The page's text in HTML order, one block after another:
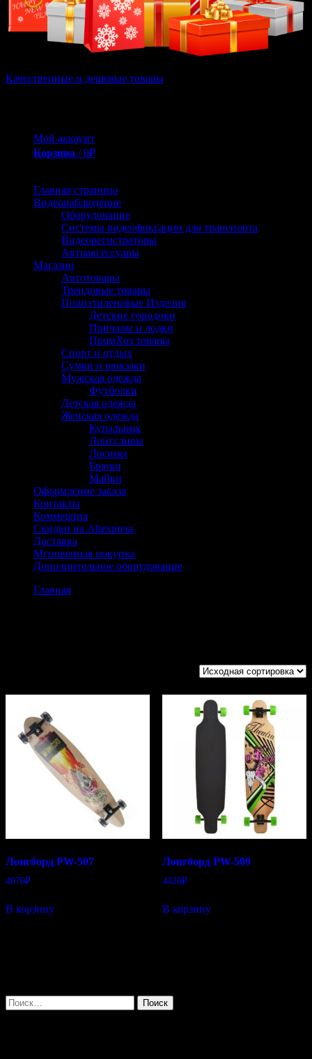
Качественные и дешевые товары
Мой аккаунт
Корзина /0₽
Главная страница
Видеонаблюдение
Оборудование
Системы видеофиксации для транспорта
Видеорегистраторы
Автоаксессуары
Магазин
Автотовары
Трендовые товары
Полиэтиленовые Изделия
Детские городоки
Причалы и лодки
ПромХоз товары
Спорт и отдых
Сумки и рюкзаки
Мужская одежда
Футболки
Детская одежда
Женская одежда
Купальник
Лонгсливы
Лосины
Брюки
Майки
Оформление заказа
Контакты
Коммерция
Скидки на Aliexpress
Доставка
Мгновенная покупка
Дополнительное оборудование
Главная
Лонгборд PW-507
4070₽
В корзину
Лонгборд PW-509
4420₽
В корзину
Найти: